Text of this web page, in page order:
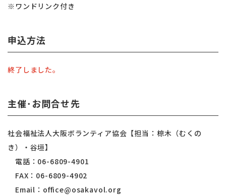
※ワンドリンク付き
申込方法
終了しました。
主催･お問合せ先
社会福祉法人大阪ボランティア協会【担当：椋木（むくの
き）・谷垣】
電話：06-6809-4901
FAX：06-6809-4902
Email：office@osakavol.org